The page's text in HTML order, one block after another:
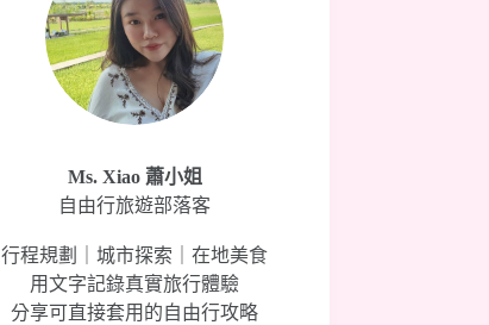
Ms. Xiao 蕭小姐
自由行旅遊部落客
行程規劃｜城市探索｜在地美食
用文字記錄真實旅行體驗
分享可直接套用的自由行攻略